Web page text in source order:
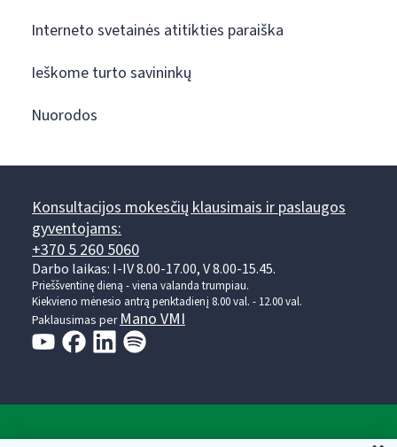
Interneto svetainės atitikties paraiška
Ieškome turto savininkų
Nuorodos
Konsultacijos mokesčių klausimais ir paslaugos
gyventojams:
+370 5 260 5060
Darbo laikas: I-IV 8.00-17.00, V 8.00-15.45.
Prieššventinę dieną - viena valanda trumpiau.
Kiekvieno mėnesio antrą penktadienį 8.00 val. - 12.00 val.
Paklausimas perMano VMI